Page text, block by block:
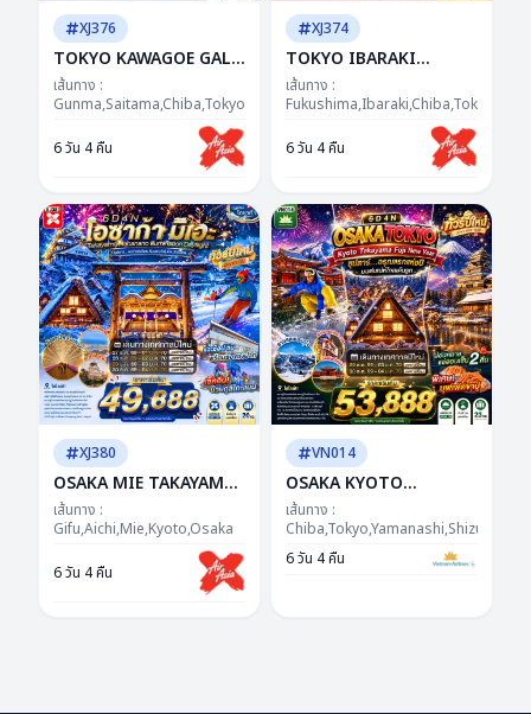
XJ376
TOKYO KAWAGOE GALA
YUZAWA ILUMINATION
FREEDAY NEW YEAR 6D
4N BY XJ "ซุปตาร์...GALA
จัดให้..ได้ฟีล...ได้รูป...ได้
เส้นทาง :
Gunma,Saitama,Chiba,Tokyo,Kanagawa,Yamanashi
6 วัน 4 คืน
XJ374
TOKYO IBARAKI
FUKUSHIMA AUTUMN
6D 4N BY XJ -- NOV -
DEC'26 -- ซุปตาร์...ธรรม
ชาติฮีลใจ...ญี่ปุ่นฮีลความ
เส้นทาง :
Fukushima,Ibaraki,Chiba,Tokyo
6 วัน 4 คืน
XJ380
OSAKA MIE TAKAYAMA
NABANANO
ILLUMINATION
DAYFLIGHT BY XJ 6D
4N"ซุปตาร์...เสน่ห์แห่งอิเสะ
หิมะแห่งกิฟุ ต้อนรับปีใหม่"
เส้นทาง :
Gifu,Aichi,Mie,Kyoto,Osaka
6 วัน 4 คืน
VN014
OSAKA KYOTO
TAKAYAMA FUJI TOKYO
NEW YEAR 6D4N BY VN
-- DEC'26 - JAN'27 ---
เส้นทาง :
6 วัน 4 คืน